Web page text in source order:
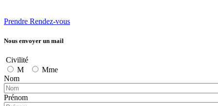
Prendre Rendez-vous
Nous envoyer un mail
Civilité
M
Mme
Nom
Prénom